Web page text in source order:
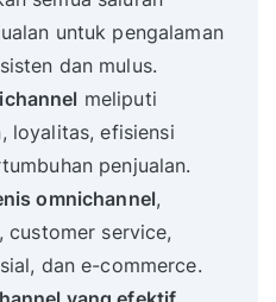
untuk pengalaman
dan mulus.
meliputi
loyalitas, efisiensi
penjualan.
omnichannel,
customer service,
dan e-commerce.